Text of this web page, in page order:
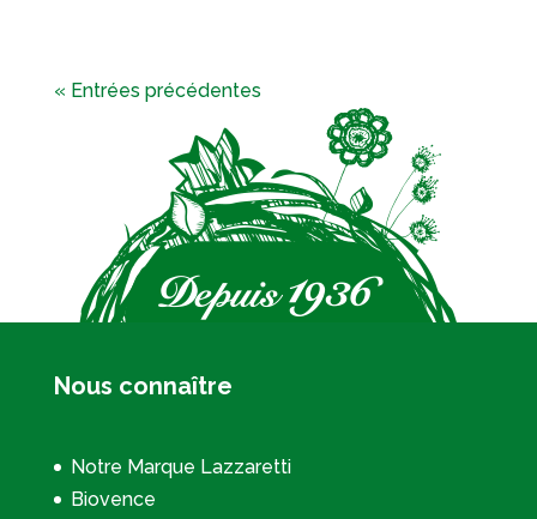
« Entrées précédentes
Nous connaître
Notre Marque Lazzaretti
Biovence